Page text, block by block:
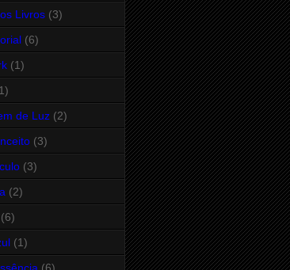
Livros (3)
(6)
(1)
de Luz (2)
(3)
(3)
(2)
(6)
(1)
(6)